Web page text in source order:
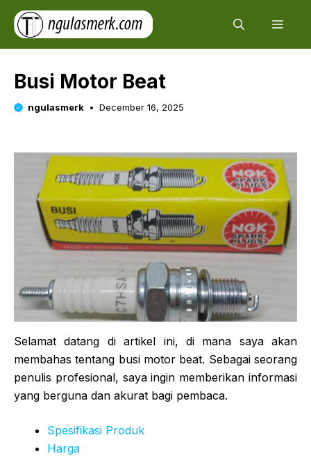
Skip
content
Busi Motor Beat
ngulasmerk December 16, 2025
Selamat datang di artikel ini, di mana saya akan
membahas tentang busi motor beat. Sebagai seorang
penulis profesional, saya ingin memberikan informasi
yang berguna dan akurat bagi pembaca.
Spesifikasi Produk
Harga